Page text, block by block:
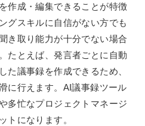
作成・編集できることが特徴
グスキルに自信がない方でも
き取り能力が十分でない場合
たとえば、発言者ごとに自動
た議事録を作成できるため、
に行えます。AI議事録ツール
多忙なプロジェクトマネージ
トになります。